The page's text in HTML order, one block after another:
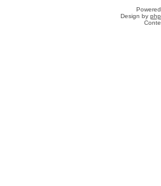
Design by